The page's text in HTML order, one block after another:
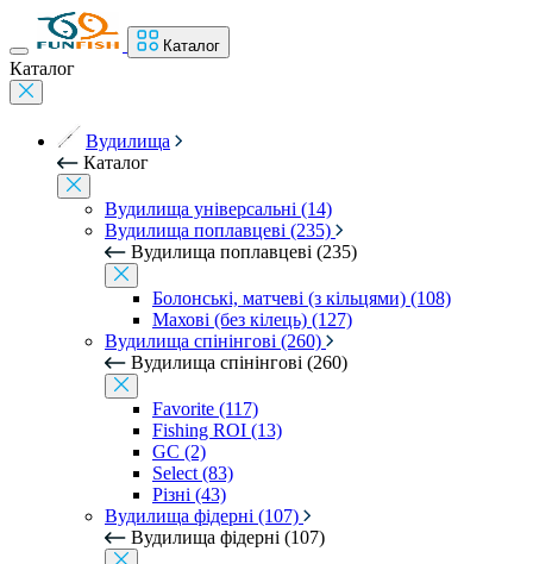
Каталог
Каталог
Вудилища
Каталог
Вудилища універсальні (14)
Вудилища поплавцеві (235)
Вудилища поплавцеві (235)
Болонські, матчеві (з кільцями) (108)
Махові (без кілець) (127)
Вудилища спінінгові (260)
Вудилища спінінгові (260)
Favorite (117)
Fishing ROI (13)
GC (2)
Select (83)
Різні (43)
Вудилища фідерні (107)
Вудилища фідерні (107)